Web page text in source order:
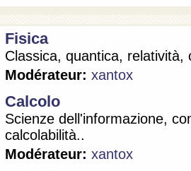
Fisica
Classica, quantica, relatività,
Modérateur: xantox
Calcolo
Scienze dell'informazione,
calcolabilità..
Modérateur: xantox